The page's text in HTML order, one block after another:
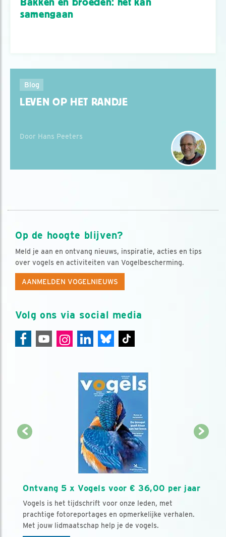
samengaan
Blog
LEVEN OP HET RANDJE
Door Hans Peeters
Op de hoogte blijven?
Meld je aan en ontvang nieuws, inspiratie, acties en tips
over vogels en activiteiten van Vogelbescherming.
AANMELDEN VOGELNIEUWS
Volg ons via social media
Ontvang 5 x Vogels voor € 36,00 per jaar
Vogels is het tijdschrift voor onze leden, met
prachtige fotoreportages en opmerkelijke verhalen.
Met jouw lidmaatschap help je de vogels.